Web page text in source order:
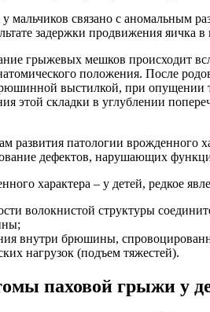
мальчиков связано с аномальным
задержки продвижения
грыжевых мешков происходит
положения. После
выстилкой, при опущении
этой складки в углублении
развития патологии врожденного
дефектов, нарушающих
характера – у детей, редкое
волокнистой структуры
внутри брюшины,
нагрузок (подъем тяжестей).
паховой грыжи у